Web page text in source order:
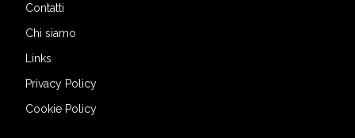
Contatti
Chi siamo
Links
Privacy Policy
Cookie Policy